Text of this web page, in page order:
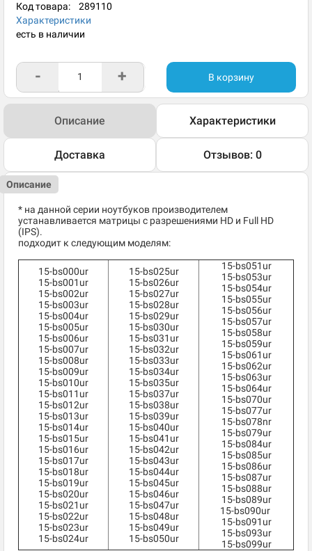
Код товара: 289110
Характеристики
есть в наличии
- + В корзину
Описание Характеристики
Доставка Отзывов: 0
Описание
* на данной серии ноутбуков производителем
устанавливается матрицы с разрешениями HD и Full HD
(IPS).
подходит к следующим моделям:
15-bs000ur
15-bs001ur
15-bs002ur
15-bs003ur
15-bs004ur
15-bs005ur
15-bs006ur
15-bs007ur
15-bs008ur
15-bs009ur
15-bs010ur
15-bs011ur
15-bs012ur
15-bs013ur
15-bs014ur
15-bs015ur
15-bs016ur
15-bs017ur
15-bs018ur
15-bs019ur
15-bs020ur
15-bs021ur
15-bs022ur
15-bs023ur
15-bs024ur
15-bs025ur
15-bs026ur
15-bs027ur
15-bs028ur
15-bs029ur
15-bs030ur
15-bs031ur
15-bs032ur
15-bs033ur
15-bs034ur
15-bs035ur
15-bs037ur
15-bs038ur
15-bs039ur
15-bs040ur
15-bs041ur
15-bs042ur
15-bs043ur
15-bs044ur
15-bs045ur
15-bs046ur
15-bs047ur
15-bs048ur
15-bs049ur
15-bs050ur
15-bs051ur
15-bs053ur
15-bs054ur
15-bs055ur
15-bs056ur
15-bs057ur
15-bs058ur
15-bs059ur
15-bs061ur
15-bs062ur
15-bs063ur
15-bs064ur
15-bs070ur
15-bs077ur
15-bs078nr
15-bs079ur
15-bs084ur
15-bs085ur
15-bs086ur
15-bs087ur
15-bs088ur
15-bs089ur
15-bs090ur
15-bs091ur
15-bs093ur
15-bs099ur